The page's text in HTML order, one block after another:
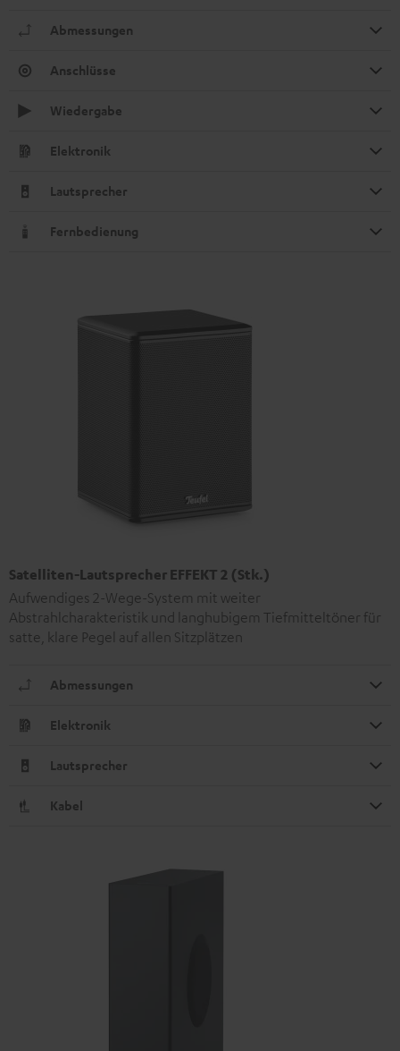
Abmessungen
Anschlüsse
Wiedergabe
Elektronik
Lautsprecher
Fernbedienung
Satelliten-Lautsprecher EFFEKT 2 (Stk.)
Aufwendiges 2-Wege-System mit weiter
Abstrahlcharakteristik und langhubigem Tiefmitteltöner für
satte, klare Pegel auf allen Sitzplätzen
Abmessungen
Elektronik
Lautsprecher
Kabel